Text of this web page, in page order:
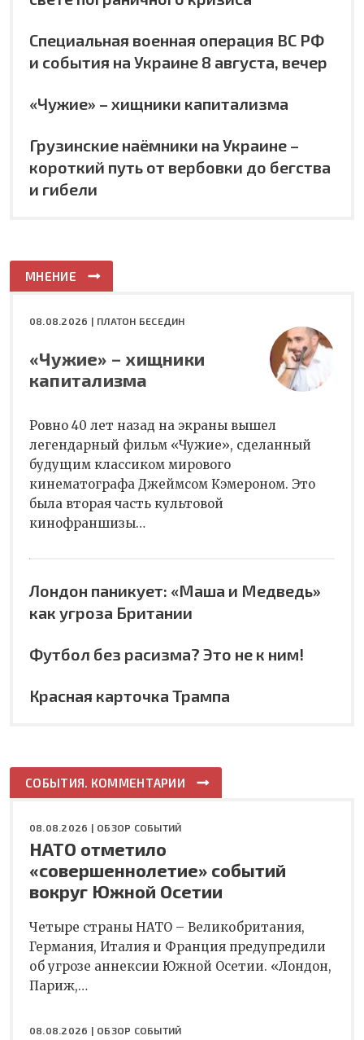
Специальная военная операция ВС РФ
и события на Украине 8 августа, вечер
«Чужие» – хищники капитализма
Грузинские наёмники на Украине –
короткий путь от вербовки до бегства
и гибели
МНЕНИЕ
08.08.2026 | ПЛАТОН БЕСЕДИН
«Чужие» – хищники
капитализма
Ровно 40 лет назад на экраны вышел
легендарный фильм «Чужие», сделанный
будущим классиком мирового
кинематографа Джеймсом Кэмероном. Это
была вторая часть культовой
кинофраншизы…
Лондон паникует: «Маша и Медведь»
как угроза Британии
Футбол без расизма? Это не к ним!
Красная карточка Трампа
СОБЫТИЯ. КОММЕНТАРИИ
08.08.2026 | ОБЗОР СОБЫТИЙ
НАТО отметило
«совершеннолетие» событий
вокруг Южной Осетии
Четыре страны НАТО – Великобритания,
Германия, Италия и Франция предупредили
об угрозе аннексии Южной Осетии. «Лондон,
Париж,…
08.08.2026 | ОБЗОР СОБЫТИЙ